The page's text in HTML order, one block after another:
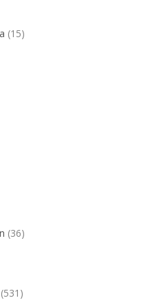
(15)
(36)
(531)